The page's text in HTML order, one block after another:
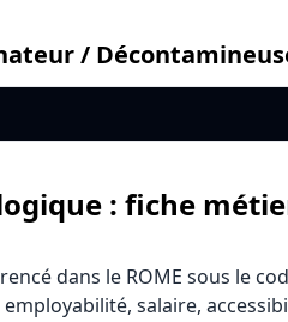
/
: fiche
dans le ROME sous le
salaire,